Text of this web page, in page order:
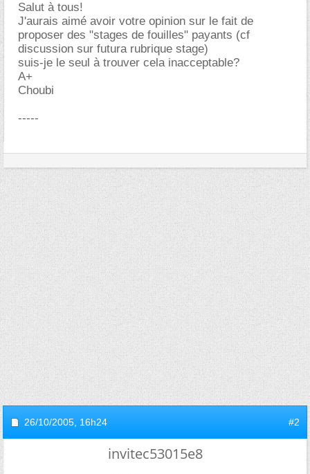
Salut à tous!
J'aurais aimé avoir votre opinion sur le fait de
proposer des "stages de fouilles" payants (cf
discussion sur futura rubrique stage)
suis-je le seul à trouver cela inacceptable?
A+
Choubi
-----
26/10/2005, 16h24 #2
invitec53015e8